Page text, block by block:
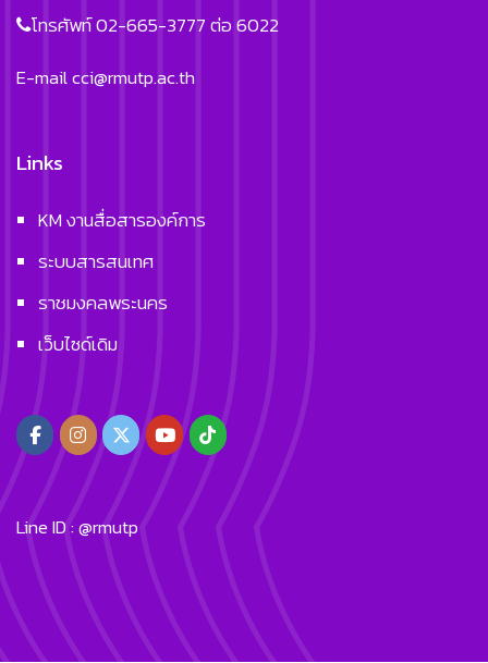
โทรศัพท์ 02-665-3777 ต่อ 6022
E-mailcci@rmutp.ac.th
Links
KM งานสื่อสารองค์การ
ระบบสารสนเทศ
ราชมงคลพระนคร
เว็บไซด์เดิม
Line ID : @rmutp